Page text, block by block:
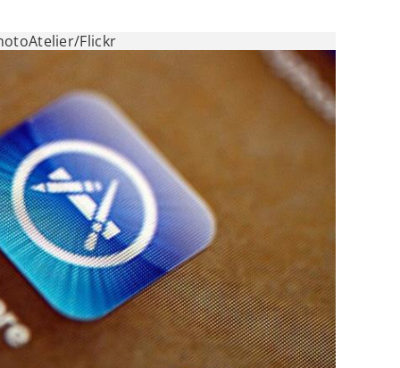
Flickr